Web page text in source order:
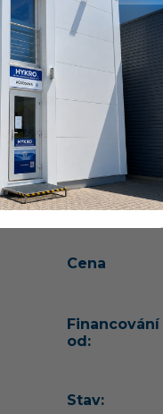
Ducato se
180 PS,
5 PAKETŮ!
vstupní
Více o vozu
Cena
Financování
od:
Stav: